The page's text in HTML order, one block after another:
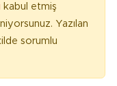
kabul etmiş
Yazılan
sorumlu